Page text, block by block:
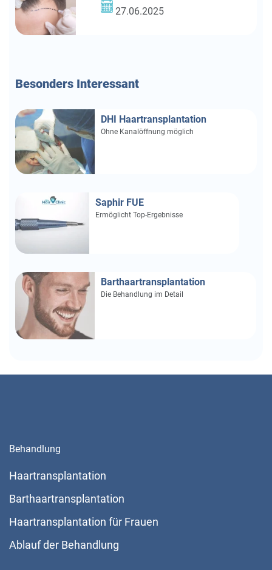
27.06.2025
Besonders Interessant
DHI Haartransplantation
Ohne Kanalöffnung möglich
Saphir FUE
Ermöglicht Top-Ergebnisse
Barthaartransplantation
Die Behandlung im Detail
Behandlung
Haartransplantation
Barthaartransplantation
Haartransplantation für Frauen
Ablauf der Behandlung